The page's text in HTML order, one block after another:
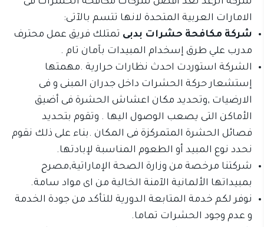
الامارات العربية المتحدة لانها تتسم بالآتى:
شركة مكافحة حشرات بدبى تمتلك فريق عمل محترف
مدرب علي طرق إسخدام المبيدات بآمان تام .
الشركة استوردت احدث نظارات حرارية .مهمتها
إستشعار حركة الحشرات داخل جدران المبنى و فى
الارضيات ,وتحديد مكان اعشاش الحشرة فى أضيق
الأماكن التى يصعب الوصول اليها . وتقوم بتحديد
فصائل الحشرة المتمركزة فى المكان .بناء على ذلك نقوم
نحدد نوع المبيد أو الطعوم المناسبة لإبادتها.
شركتنا مرخصة من وزارة الصحة الإماراتية,مصرح
بمبيداتها الألمانية الآمنة الخالية من اى مواد سامة.
نوفر لكم خدمة المتابعة الدورية للتأكد من جودة الخدمة
و عدم وجود الحشرات تماما.